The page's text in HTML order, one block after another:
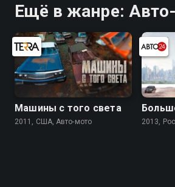
Ещё в жанре:
Машины с того света
2011, США, Авто-мото 2013,